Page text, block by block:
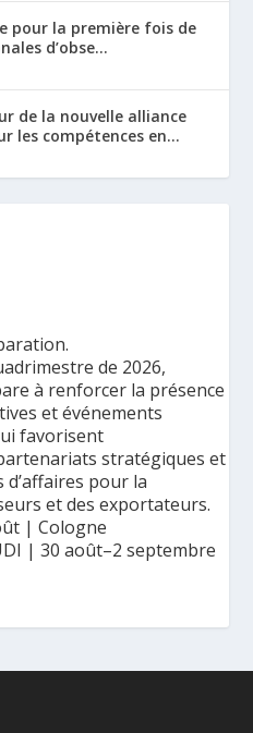
pour la première fois de
d’obse...
de la nouvelle alliance
les compétences en...
de 2026,
à renforcer la présence
et événements
favorisent
stratégiques et
pour la
et des exportateurs.
| Cologne
| 30 août–2 septembre